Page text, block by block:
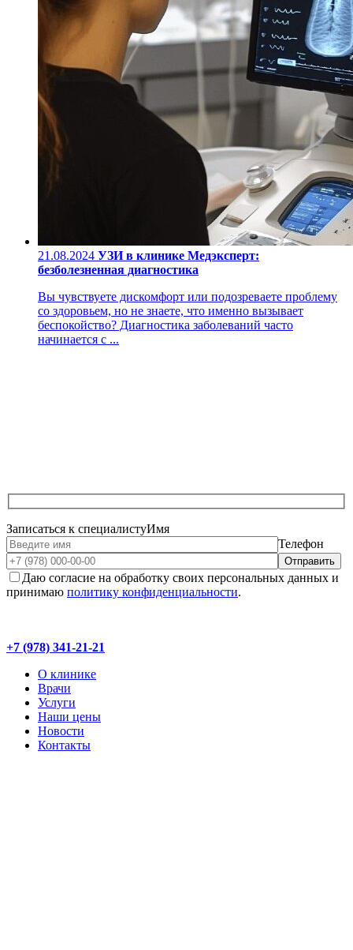
21.08.2024 УЗИ в клинике Медэксперт:
безболезненная диагностика
Вы чувствуете дискомфорт или подозреваете проблему
со здоровьем, но не знаете, что именно вызывает
беспокойство? Диагностика заболеваний часто
начинается с ...
Записаться к специалистуИмя
Телефон
Даю согласие на обработку своих персональных данных и
принимаю политику конфиденциальности.
+7 (978) 341-21-21
О клинике
Врачи
Услуги
Наши цены
Новости
Контакты